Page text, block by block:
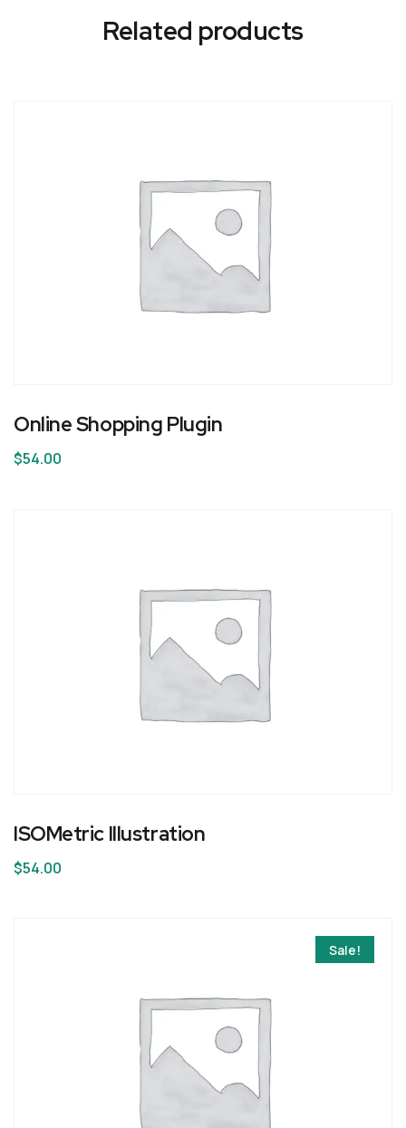
Related products
Online Shopping Plugin
$54.00
ISOMetric Illustration
$54.00
Sale!